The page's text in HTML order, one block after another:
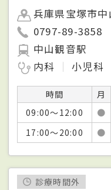
兵庫県宝塚市
0797-89-3858
中山観音駅
内科
小児科
時間 月
09:00～12:00
●
17:00～20:00
●
診療時間外